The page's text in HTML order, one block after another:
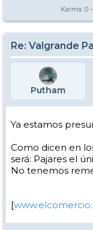
Karma: 0
Re: Valgrande
Putham
Ya estamos
Como dicen en
será: Pajares el
No tenemos
[